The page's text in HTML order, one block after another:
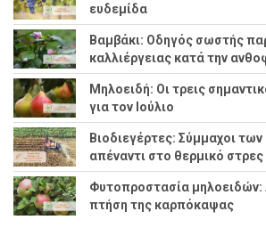
ευδεμίδα
Βαμβάκι: Οδηγός σωστής
καλλιέργειας κατά την
Μηλοειδή: Οι τρεις
για τον Ιούλιο
Βιοδιεγέρτες: Σύμμαχοι
απέναντι στο θερμικό στρες
Φυτοπροστασία μηλοειδών:
πτήση της καρπόκαψας